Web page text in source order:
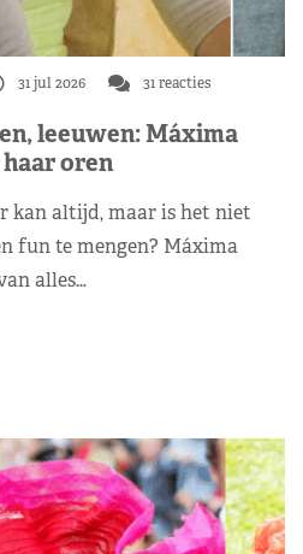
31 jul 2026 31 reacties
leeuwen: Máxima
oren
kan altijd, maar is het niet
fun te mengen? Máxima
alles…